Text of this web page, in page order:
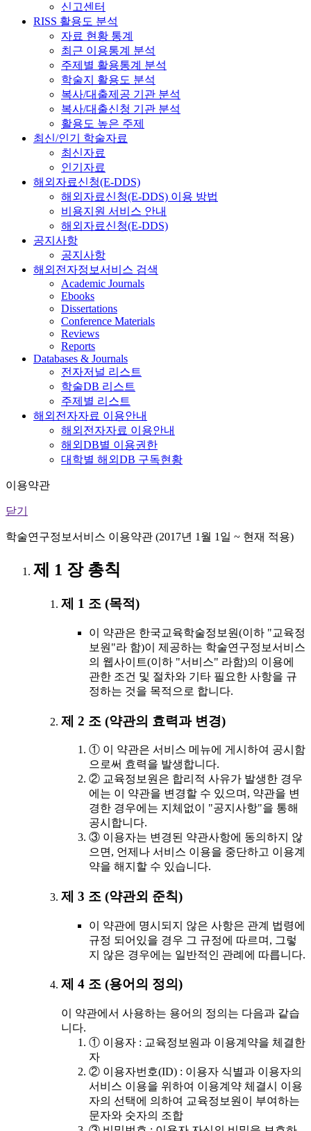
신고센터
RISS 활용도 분석
자료 현황 통계
최근 이용통계 분석
주제별 활용통계 분석
학술지 활용도 분석
복사/대출제공 기관 분석
복사/대출신청 기관 분석
활용도 높은 주제
최신/인기 학술자료
최신자료
인기자료
해외자료신청(E-DDS)
해외자료신청(E-DDS) 이용 방법
비용지원 서비스 안내
해외자료신청(E-DDS)
공지사항
공지사항
해외전자정보서비스 검색
Academic Journals
Ebooks
Dissertations
Conference Materials
Reviews
Reports
Databases & Journals
전자저널 리스트
학술DB 리스트
주제별 리스트
해외전자자료 이용안내
해외전자자료 이용안내
해외DB별 이용권한
대학별 해외DB 구독현황
이용약관
닫기
학술연구정보서비스 이용약관 (2017년 1월 1일 ~ 현재 적용)
제 1 장 총칙
제 1 조 (목적)
이 약관은 한국교육학술정보원(이하 "교육정
보원"라 함)이 제공하는 학술연구정보서비스
의 웹사이트(이하 "서비스" 라함)의 이용에
관한 조건 및 절차와 기타 필요한 사항을 규
정하는 것을 목적으로 합니다.
제 2 조 (약관의 효력과 변경)
① 이 약관은 서비스 메뉴에 게시하여 공시함
으로써 효력을 발생합니다.
② 교육정보원은 합리적 사유가 발생한 경우
에는 이 약관을 변경할 수 있으며, 약관을 변
경한 경우에는 지체없이 "공지사항"을 통해
공시합니다.
③ 이용자는 변경된 약관사항에 동의하지 않
으면, 언제나 서비스 이용을 중단하고 이용계
약을 해지할 수 있습니다.
제 3 조 (약관외 준칙)
이 약관에 명시되지 않은 사항은 관계 법령에
규정 되어있을 경우 그 규정에 따르며, 그렇
지 않은 경우에는 일반적인 관례에 따릅니다.
제 4 조 (용어의 정의)
이 약관에서 사용하는 용어의 정의는 다음과 같습
니다.
① 이용자 : 교육정보원과 이용계약을 체결한
자
② 이용자번호(ID) : 이용자 식별과 이용자의
서비스 이용을 위하여 이용계약 체결시 이용
자의 선택에 의하여 교육정보원이 부여하는
문자와 숫자의 조합